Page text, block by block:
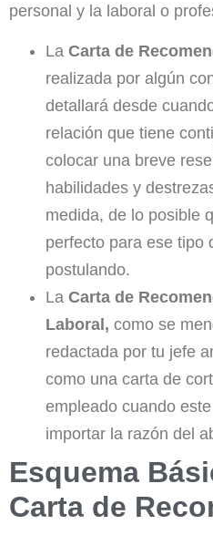
personal y la laboral o
La Carta de
realizada por algún
detallará desde
relación que tiene
colocar una breve
habilidades y
medida, de lo posible
perfecto para ese tipo
postulando.
La Carta de
Laboral, como se
redactada por tu jefe
como una carta de
empleado cuando
importar la razón del
Esquema
Carta de